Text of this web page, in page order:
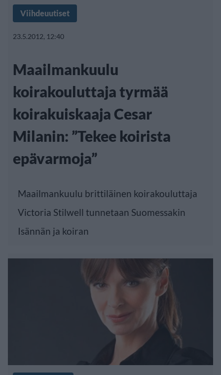
Viihdeuutiset
23.5.2012, 12:40
Maailmankuulu
koirakouluttaja tyrmää
koirakuiskaaja Cesar
Milanin: ”Tekee koirista
epävarmoja”
Maailmankuulu brittiläinen koirakouluttaja
Victoria Stilwell tunnetaan Suomessakin
Isännän ja koiran